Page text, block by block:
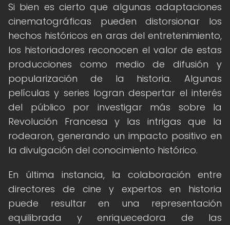
Si bien es cierto que algunas adaptaciones
cinematográficas pueden distorsionar los
hechos históricos en aras del entretenimiento,
los historiadores reconocen el valor de estas
producciones como medio de difusión y
popularización de la historia. Algunas
películas y series logran despertar el interés
del público por investigar más sobre la
Revolución Francesa y las intrigas que la
rodearon, generando un impacto positivo en
la divulgación del conocimiento histórico.
En última instancia, la colaboración entre
directores de cine y expertos en historia
puede resultar en una representación
equilibrada y enriquecedora de las